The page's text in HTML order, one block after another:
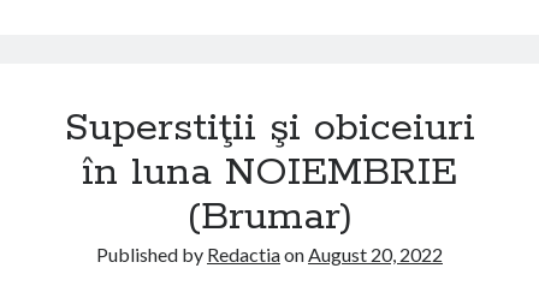
P
T
E
M
B
s
i
ţ
i
i
Superstiţii şi obiceiuri
în luna NOIEMBRIE
(Brumar)
Published by RedactiaonAugust 20, 2022